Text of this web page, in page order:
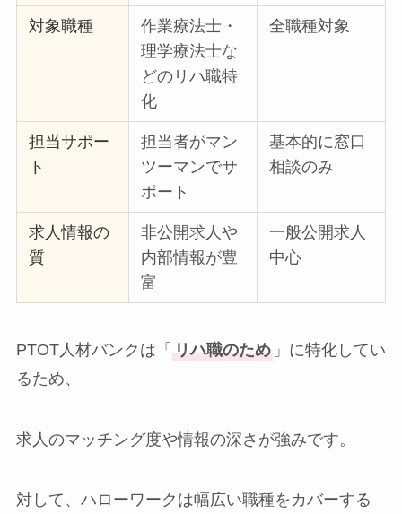
対象職種
作業療法士・
理学療法士な
どのリハ職特
化
全職種対象
担当サポー
ト
担当者がマン
ツーマンでサ
ポート
基本的に窓口
相談のみ
求人情報の
質
非公開求人や
内部情報が豊
富
一般公開求人
中心
PTOT人材バンクは「 リハ職のため」に特化してい
るため、
求人のマッチング度や情報の深さが強みです。
対して、ハローワークは幅広い職種をカバーする